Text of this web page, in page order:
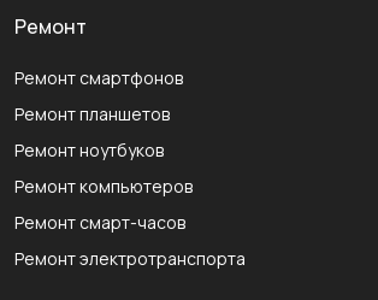
Ремонт
Ремонт смартфонов
Ремонт планшетов
Ремонт ноутбуков
Ремонт компьютеров
Ремонт смарт-часов
Ремонт электротранспорта